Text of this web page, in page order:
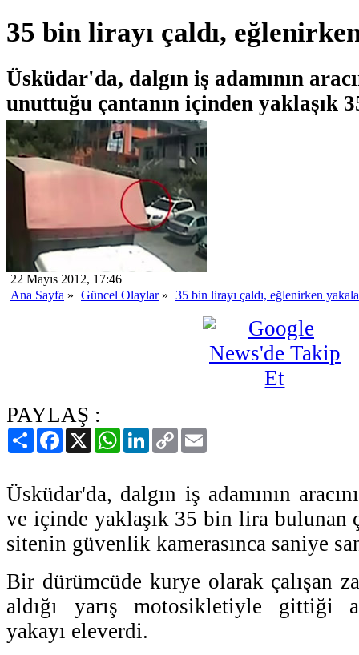
35 bin lirayı çaldı,
Üsküdar'da, dalgın iş adamının
unuttuğu çantanın içinden yaklaşık
22 Mayıs 2012, 17:46
Ana Sayfa » Güncel Olaylar» 35 bin lirayı çaldı, eğlenirken
PAYLAŞ :
PaylaşFacebook
X WhatsAppLinkedIn
Copy
Link
Üsküdar'da, dalgın iş adamının
ve içinde yaklaşık 35 bin lira bulunan
sitenin güvenlik kamerasınca saniye
Bir dürümcüde kurye olarak çalışan
aldığı yarış motosikletiyle gittiği
yakayı eleverdi.